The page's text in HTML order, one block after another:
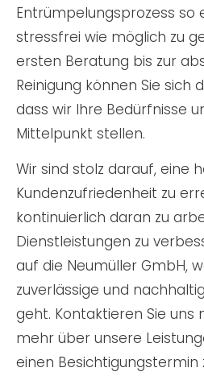
Entrümpelungsprozess so
stressfrei wie möglich zu
ersten Beratung bis zur
Reinigung können Sie sich
dass wir Ihre Bedürfnisse
Mittelpunkt stellen.
Wir sind stolz darauf, eine
Kundenzufriedenheit zu
kontinuierlich daran zu
Dienstleistungen zu
auf die Neumüller GmbH,
zuverlässige und
geht. Kontaktieren Sie uns
mehr über unsere
einen Besichtigungstermin